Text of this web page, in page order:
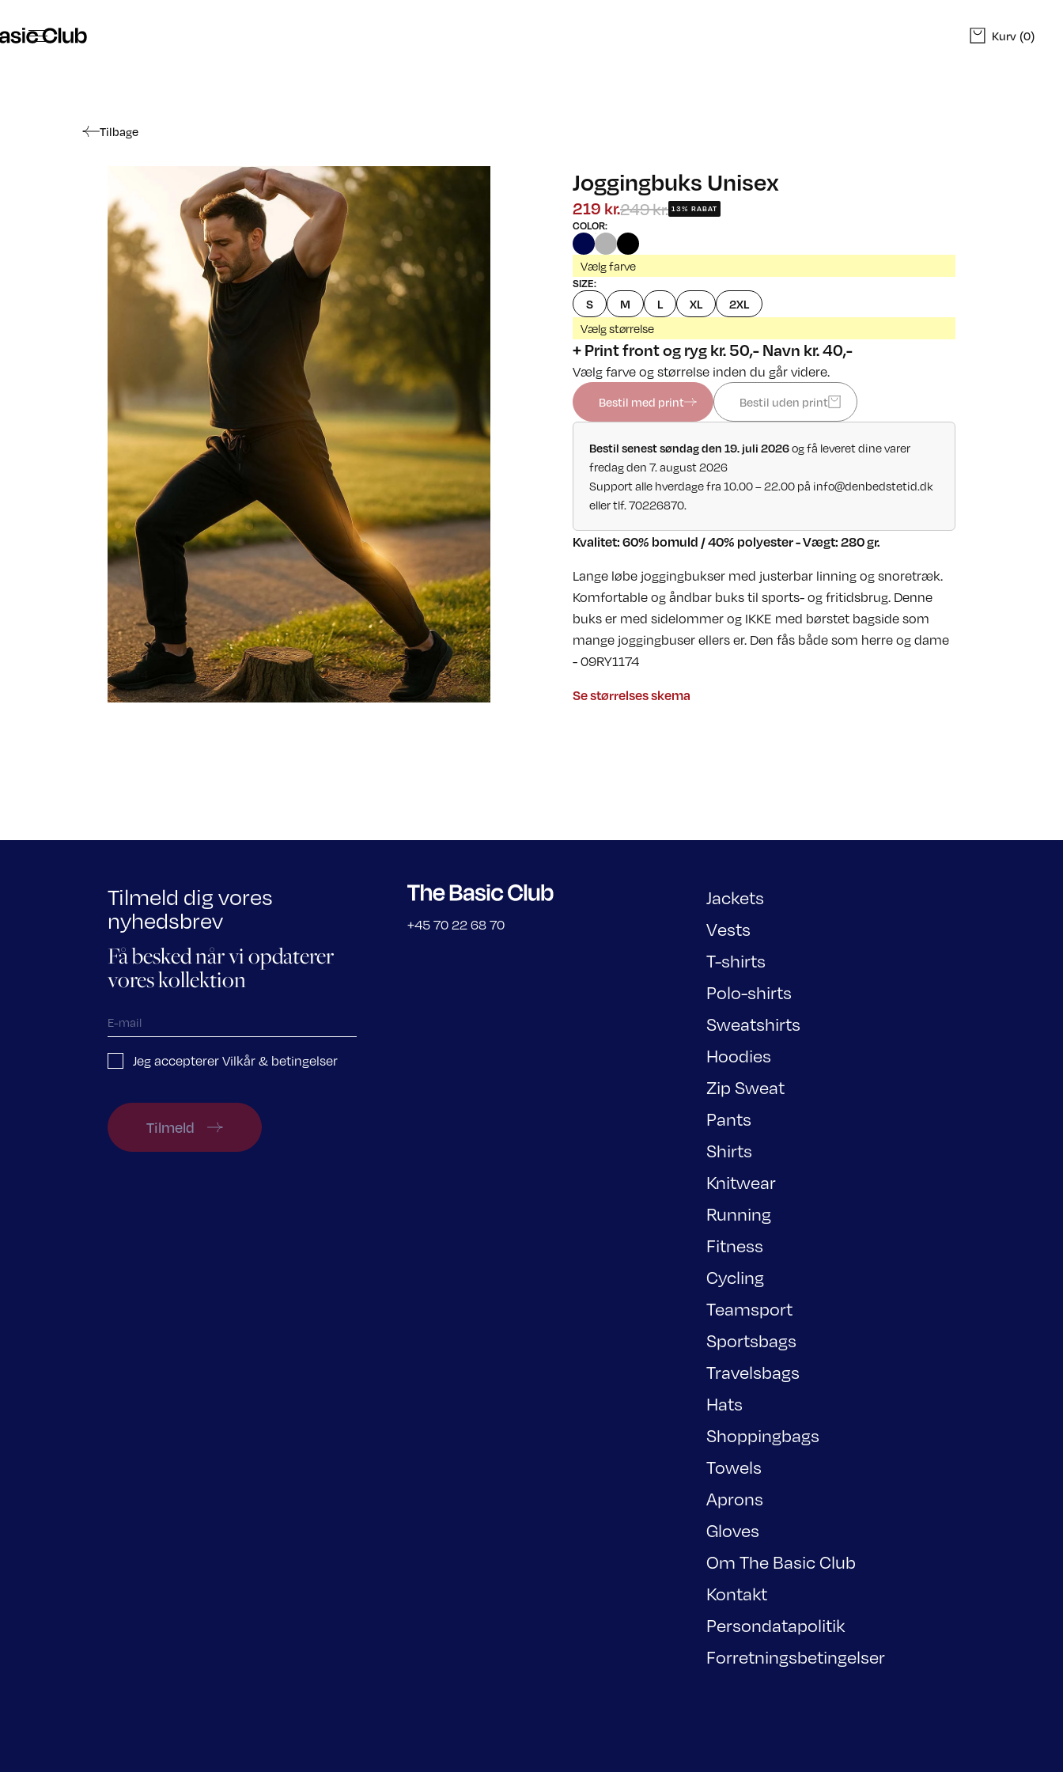
Kurv (0)
Tilbage
1af
Joggingbuks Unisex
219 kr.249 kr. 13% RABAT
COLOR:
Vælg farve
SIZE:
S M L XL 2XL
Vælg størrelse
+ Print front og ryg kr. 50,- Navn kr. 40,-
Vælg farve og størrelse inden du går videre.
Bestil med print Bestil uden print
Bestil senest søndag den 19. juli 2026og få leveret dine varer
fredag den 7. august 2026
Support alle hverdage fra 10.00 – 22.00 på info@denbedstetid.dk
eller tlf. 70226870.
Kvalitet: 60% bomuld / 40% polyester - Vægt: 280 gr.
Lange løbe joggingbukser med justerbar linning og snoretræk.
Komfortable og åndbar buks til sports- og fritidsbrug. Denne
buks er med sidelommer og IKKE med børstet bagside som
mange joggingbuser ellers er. Den fås både som herre og dame
- 09RY1174
Se størrelses skema
Tilmeld dig vores
nyhedsbrev
Få besked når vi opdaterer
vores kollektion
Jeg accepterer Vilkår & betingelser
Tilmeld
+45 70 22 68 70
Jackets
Vests
T-shirts
Polo-shirts
Sweatshirts
Hoodies
Zip Sweat
Pants
Shirts
Knitwear
Running
Fitness
Cycling
Teamsport
Sportsbags
Travelsbags
Hats
Shoppingbags
Towels
Aprons
Gloves
Om The Basic Club
Kontakt
Persondatapolitik
Forretningsbetingelser